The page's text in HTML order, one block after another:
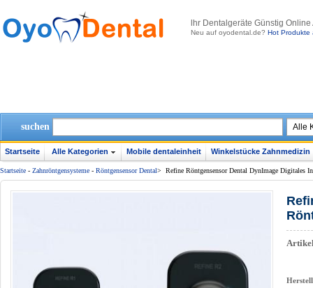
lhr Dentalgeräte Günstig
Neu auf oyodental.de? Hot Produkte
suchen
Startseite Alle Kategorien Mobile dentaleinheit Winkelstücke Zahnmedizin
Startseite - Zahnröntgensysteme - Röntgensensor Dental> Refine Röntgensensor Dental DynImage Digitales